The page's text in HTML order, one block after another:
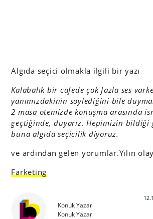
Algıda seçici olmakla ilgili bir yazı
Kalabalık bir cafede çok fazla ses
yanımızdakinin söylediğini bile
2 masa ötemizde konuşma arasında
geçtiğinde, duyarız. Hepimizin bildiği
buna algıda seçicilik diyoruz.
ve ardından gelen yorumlar.Yılın
Farketing
Konuk Yazar
Konuk Yazar